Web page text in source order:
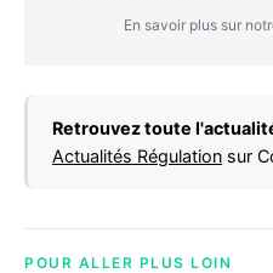
En savoir plus sur
Retrouvez toute
Actualités Régulation sur
POUR ALLER PLUS LOIN